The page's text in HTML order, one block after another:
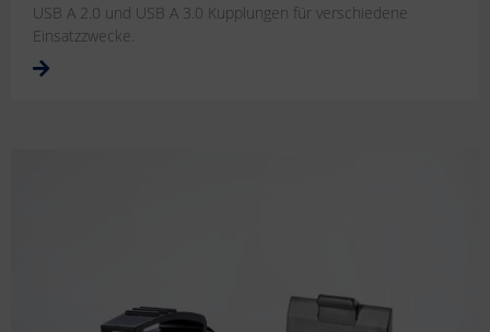
USB A 2.0 und USB A 3.0 Kupplungen für verschiedene
Einsatzzwecke.